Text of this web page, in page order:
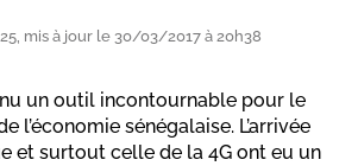
mis à jour le 30/03/2017 à 20h38
un outil incontournable pour le
l’économie sénégalaise. L’arrivée
et surtout celle de la 4G ont eu un